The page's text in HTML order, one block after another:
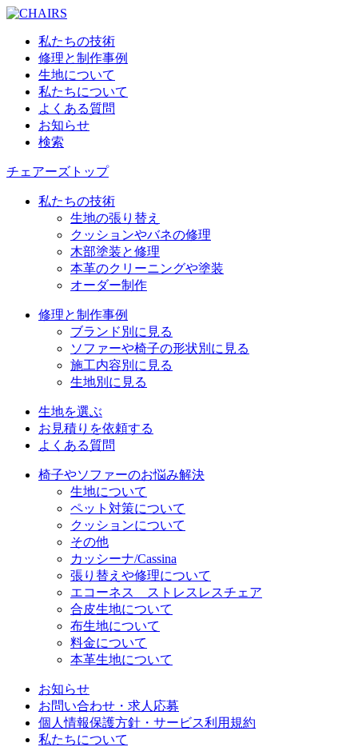
私たちの技術
修理と制作事例
生地について
私たちについて
よくある質問
お知らせ
検索
チェアーズトップ
私たちの技術
生地の張り替え
クッションやバネの修理
木部塗装と修理
本革のクリーニングや塗装
オーダー制作
修理と制作事例
ブランド別に見る
ソファーや椅子の形状別に見る
施工内容別に見る
生地別に見る
生地を選ぶ
お見積りを依頼する
よくある質問
椅子やソファーのお悩み解決
生地について
ペット対策について
クッションについて
その他
カッシーナ/Cassina
張り替えや修理について
エコーネス ストレスレスチェア
合皮生地について
布生地について
料金について
本革生地について
お知らせ
お問い合わせ・求人応募
個人情報保護方針・サービス利用規約
私たちについて